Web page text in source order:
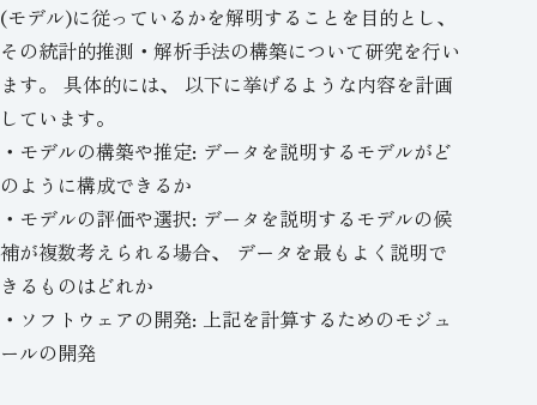
(モデル)に従っているかを解明することを目的とし、
その統計的推測・解析手法の構築について研究を行い
ます。 具体的には、 以下に挙げるような内容を計画
しています。
・モデルの構築や推定: データを説明するモデルがど
のように構成できるか
・モデルの評価や選択: データを説明するモデルの候
補が複数考えられる場合、 データを最もよく説明で
きるものはどれか
・ソフトウェアの開発: 上記を計算するためのモジュ
ールの開発